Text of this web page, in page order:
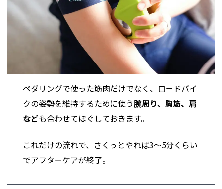
ペダリングで使った筋肉だけでなく、ロードバイ
クの姿勢を維持するために使う腕周り、胸筋、肩
なども合わせてほぐしておきます。
これだけの流れで、さくっとやれば3〜5分くらい
でアフターケアが終了。